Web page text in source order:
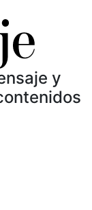
y